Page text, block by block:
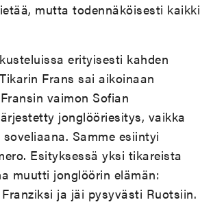
mutta todennäköisesti kaikki
erityisesti kahden
Frans sai aikoinaan
vaimon Sofian
jonglööriesitys, vaikka
Samme esiintyi
Esityksessä yksi tikareista
muutti jonglöörin elämän:
ja jäi pysyvästi Ruotsiin.